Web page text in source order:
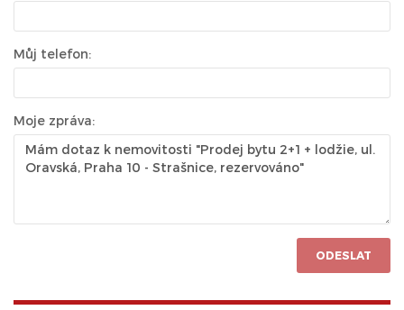
Můj telefon:
Moje zpráva:
ODESLAT